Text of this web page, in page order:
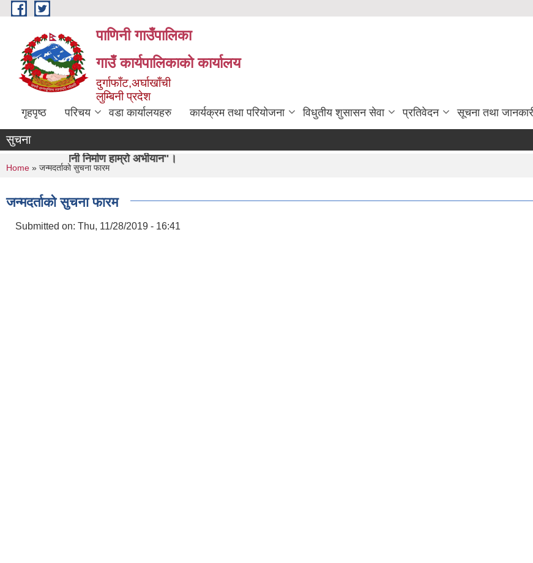
Skip to main content
पाणिनी गाउँपालिका
गाउँ कार्यपालिकाको कार्यालय
दुर्गाफाँट,अर्घाखाँची
लुम्बिनी प्रदेश
गृहपृष्ठ परिचय वडा कार्यालयहरु कार्यक्रम तथा परियोजना विधुतीय शुसासन सेवा प्रतिवेदन सूचना तथा
हाम्रो अभीयान"।
सुचना
You are here
Home » जन्मदर्ताको सुचना फारम
जन्मदर्ताको सुचना फारम
Submitted on: Thu, 11/28/2019 - 16:41